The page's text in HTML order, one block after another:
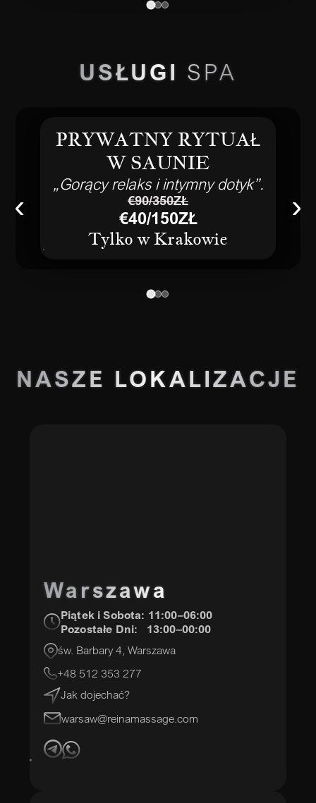
USŁUGI SPA
PRYWATNY RYTUAŁ
W SAUNIE
„Gorący relaks i intymny dotyk”.
€90/350ZŁ
€40/150ZŁ
Tylko w Krakowie
‹ ›
NASZE LOKALIZACJE
Warszawa
Piątek i Sobota: 11:00–06:00
Pozostałe Dni: 13:00–00:00
św. Barbary 4, Warszawa
+48 512 353 277
Jak dojechać?
warsaw@reinamassage.com